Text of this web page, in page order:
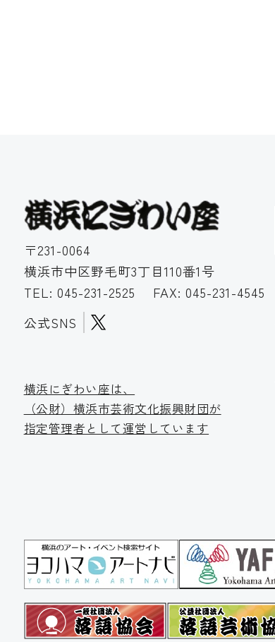
〒231-0064
横浜市中区野毛町3丁目110番1号
TEL: 045-231-2525
FAX: 045-231-4545
公式SNS
横浜にぎわい座は、
（公財）横浜市芸術文化振興財団が
指定管理者として運営しています